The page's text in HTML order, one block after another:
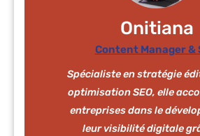
Onitiana
Content Manager &
Spécialiste en stratégie
optimisation SEO, elle
entreprises dans le
leur visibilité digitale